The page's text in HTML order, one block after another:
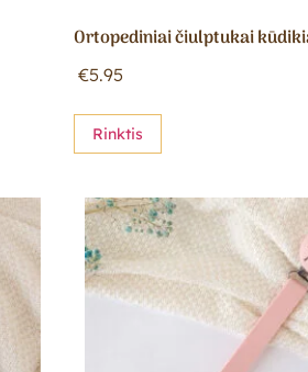
Ortopediniai čiulptukai
€5.95
Rinktis